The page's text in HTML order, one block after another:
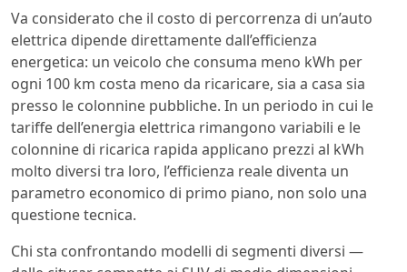
Va considerato che il costo di percorrenza di un’auto
elettrica dipende direttamente dall’efficienza
energetica: un veicolo che consuma meno kWh per
ogni 100 km costa meno da ricaricare, sia a casa sia
presso le colonnine pubbliche. In un periodo in cui le
tariffe dell’energia elettrica rimangono variabili e le
colonnine di ricarica rapida applicano prezzi al kWh
molto diversi tra loro, l’efficienza reale diventa un
parametro economico di primo piano, non solo una
questione tecnica.
Chi sta confrontando modelli di segmenti diversi —